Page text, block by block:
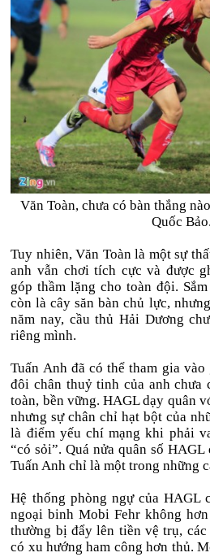
Văn Toàn, chưa có bàn thắng
Quốc Bảo.
Tuy nhiên, Văn Toàn là một sự
anh vẫn chơi tích cực và được
góp thầm lặng cho toàn đội.
còn là cây săn bàn chủ lực,
năm nay, cầu thủ Hải Dương
riêng mình.
Tuấn Anh đã có thể tham gia
đôi chân thuỷ tinh của anh chưa
toàn, bền vững. HAGL dạy quân
nhưng sự chân chỉ hạt bột của
là điểm yếu chí mạng khi phải
“có sỏi”. Quá nửa quân số
Tuấn Anh chỉ là một trong những
Hệ thống phòng ngự của HAGL
ngoại binh Mobi Fehr không
thường bị đẩy lên tiền vệ trụ,
có xu hướng ham công hơn thủ.